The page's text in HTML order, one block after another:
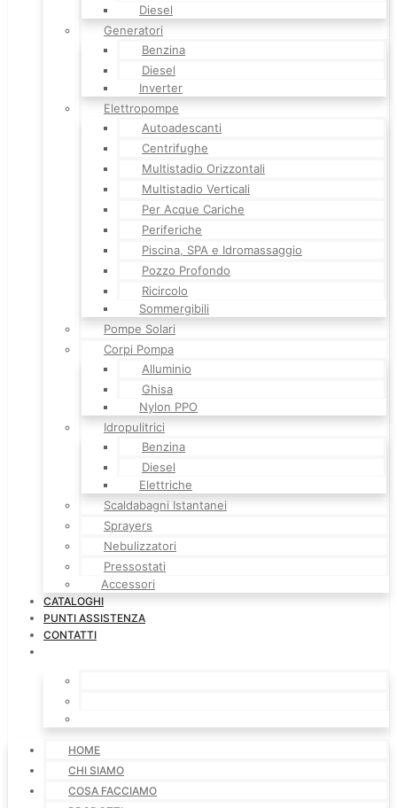
Diesel
Generatori
Benzina
Diesel
Inverter
Elettropompe
Autoadescanti
Centrifughe
Multistadio Orizzontali
Multistadio Verticali
Per Acque Cariche
Periferiche
Piscina, SPA e Idromassaggio
Pozzo Profondo
Ricircolo
Sommergibili
Pompe Solari
Corpi Pompa
Alluminio
Ghisa
Nylon PPO
Idropulitrici
Benzina
Diesel
Elettriche
Scaldabagni Istantanei
Sprayers
Nebulizzatori
Pressostati
Accessori
CATALOGHI
PUNTI ASSISTENZA
CONTATTI
HOME
CHI SIAMO
COSA FACCIAMO